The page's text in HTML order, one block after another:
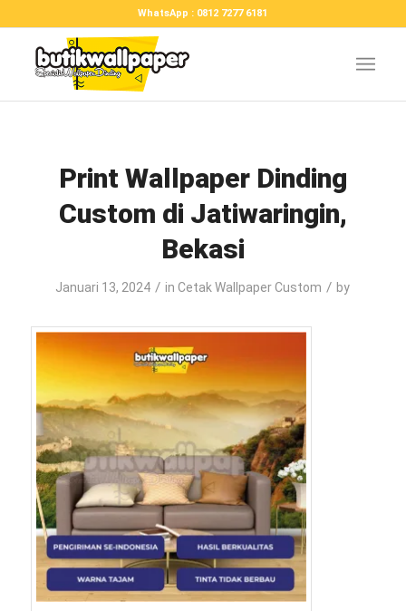
WhatsApp : 0812 7277 6181
Print Wallpaper Dinding
Custom di Jatiwaringin,
Bekasi
Januari 13, 2024 / inCetak Wallpaper Custom / by